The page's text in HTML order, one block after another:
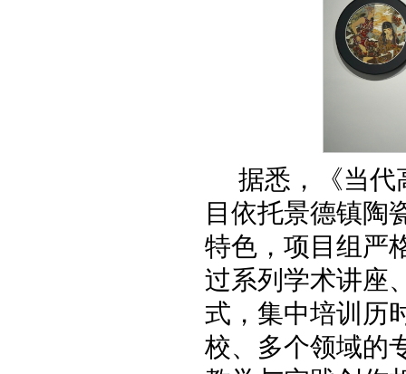
据悉，《当代
目依托景德镇陶
特色，项目组严
过系列学术讲座
式，集中培训历
校、多个领域的